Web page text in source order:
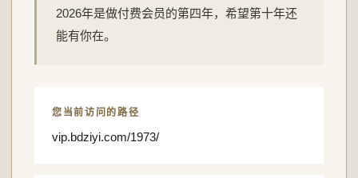
2026年是做付费会员的第四年，希望第十年还
能有你在。
您当前访问的路径
vip.bdziyi.com/1973/